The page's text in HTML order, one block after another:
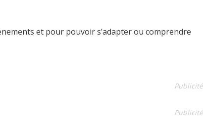
et pour pouvoir s’adapter ou comprendre
Publicité
Publicité